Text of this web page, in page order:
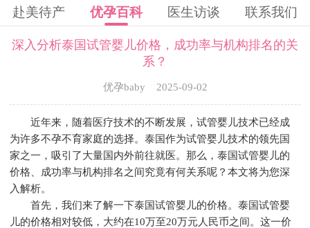
赴美待产 优孕百科 医生访谈 联系我们
深入分析泰国试管婴儿价格，成功率与机构排名的关
系？
优孕baby 2025-09-02
近年来，随着医疗技术的不断发展，试管婴儿技术已经成
为许多不孕不育家庭的选择。泰国作为试管婴儿技术的领先国
家之一，吸引了大量国内外前往就医。那么，泰国试管婴儿的
价格、成功率与机构排名之间究竟有何关系呢？本文将为您深
入解析。
首先，我们来了解一下泰国试管婴儿的价格。泰国试管婴
儿的价格相对较低，大约在10万至20万元人民币之间。这一价